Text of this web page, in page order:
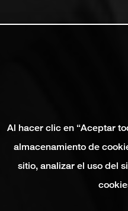
Al hacer clic en “Aceptar
almacenamiento de
sitio, analizar el uso del